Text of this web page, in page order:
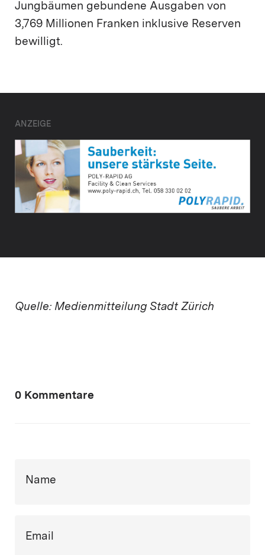
Jungbäumen gebundene Ausgaben von
3,769 Millionen Franken inklusive Reserven
bewilligt.
ANZEIGE
Quelle: Medienmitteilung Stadt Zürich
0 Kommentare
Name
Email